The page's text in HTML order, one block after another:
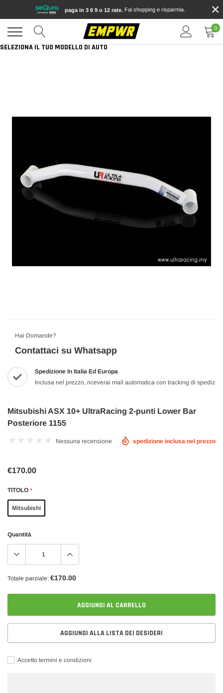
contenuti
paga in 3 6 9 o 12 rate. Fai shopping e risparmia. ×
0
SELEZIONA IL TUO MODELLO DI AUTO
Hai Domande?
Contattaci su Whatsapp
Spedizione In Italia Ed Europa
Inclusa nel prezzo, riceverai mail automatica con tracking di
Mitsubishi ASX 10+ UltraRacing 2-punti Lower Bar
Posteriore 1155
Nessuna recensione spedizione inclusa nel prezzo
€170.00
TITOLO *
Mitsubishi
Quantità
Totale parziale: €170.00
AGGIUNGI AL CARRELLO
AGGIUNGI ALLA LISTA DEI DESIDERI
Accetto termini e condizioni